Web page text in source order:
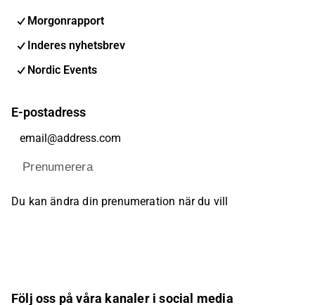
Morgonrapport
Inderes nyhetsbrev
Nordic Events
E-postadress
Prenumerera
Du kan ändra din prenumeration när du vill
Följ oss på våra kanaler i social media